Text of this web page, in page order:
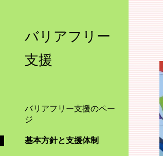
バリアフリー
支援
バリアフリー支援のペー
ジ
基本方針と支援体制